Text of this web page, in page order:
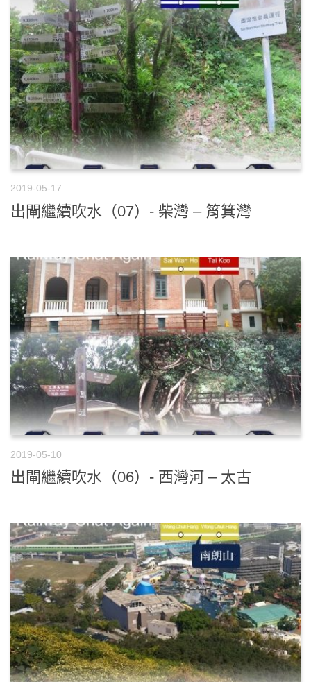
2019-05-17
出閘繼續吹水（07）- 柴灣 – 筲箕灣
2019-05-10
出閘繼續吹水（06）- 西灣河 – 太古